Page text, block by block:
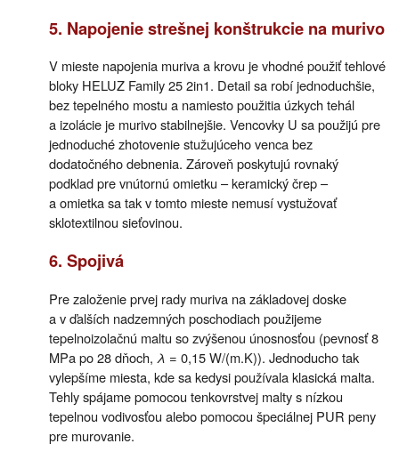
5. Napojenie strešnej konštrukcie na murivo
V mieste napojenia muriva a krovu je vhodné použiť tehlové
bloky HELUZ Family 25 2in1. Detail sa robí jednoduchšie,
bez tepelného mostu a namiesto použitia úzkych tehál
a izolácie je murivo stabilnejšie. Vencovky U sa použijú pre
jednoduché zhotovenie stužujúceho venca bez
dodatočného debnenia. Zároveň poskytujú rovnaký
podklad pre vnútornú omietku – keramický črep –
a omietka sa tak v tomto mieste nemusí vystužovať
sklotextilnou sieťovinou.
6. Spojivá
Pre založenie prvej rady muriva na základovej doske
a v ďalších nadzemných poschodiach použijeme
tepelnoizolačnú maltu so zvýšenou únosnosťou (pevnosť 8
MPa po 28 dňoch, λ = 0,15 W/(m.K)). Jednoducho tak
vylepšíme miesta, kde sa kedysi používala klasická malta.
Tehly spájame pomocou tenkovrstvej malty s nízkou
tepelnou vodivosťou alebo pomocou špeciálnej PUR peny
pre murovanie.